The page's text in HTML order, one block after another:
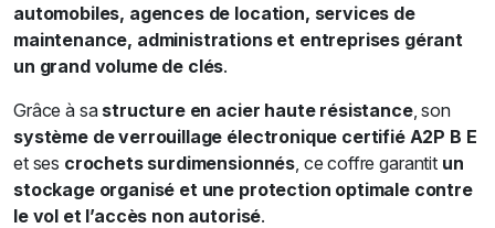
automobiles, agences de location, services de
maintenance, administrations et entreprises gérant
un grand volume de clés.
Grâce à sa structure en acier haute résistance, son
système de verrouillage électronique certifié A2P B E
et ses crochets surdimensionnés , ce coffre garantit un
stockage organisé et une protection optimale contre
le vol et l’accès non autorisé.